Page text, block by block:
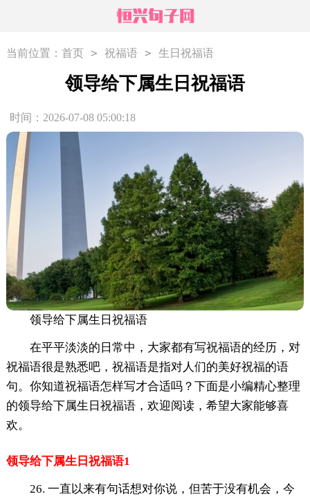
当前位置： 首页 > 祝福语 > 生日祝福语
领导给下属生日祝福语
时间：2026-07-08 05:00:18
领导给下属生日祝福语
在平平淡淡的日常中，大家都有写祝福语的经历，对
祝福语很是熟悉吧，祝福语是指对人们的美好祝福的语
句。你知道祝福语怎样写才合适吗？下面是小编精心整理
的领导给下属生日祝福语，欢迎阅读，希望大家能够喜
欢。
领导给下属生日祝福语1
26. 一直以来有句话想对你说，但苦于没有机会，今